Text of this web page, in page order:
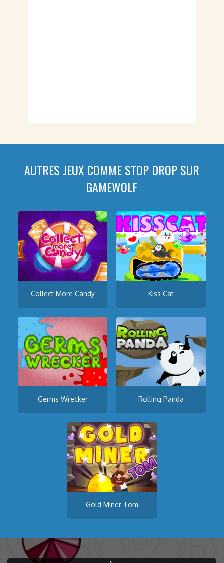
AUTRES JEUX COMME STOP DROP SUR
GAMEWOLF
Collect More Candy Kiss Cat
Germs Wrecker Rolling Panda
Gold Miner Tom